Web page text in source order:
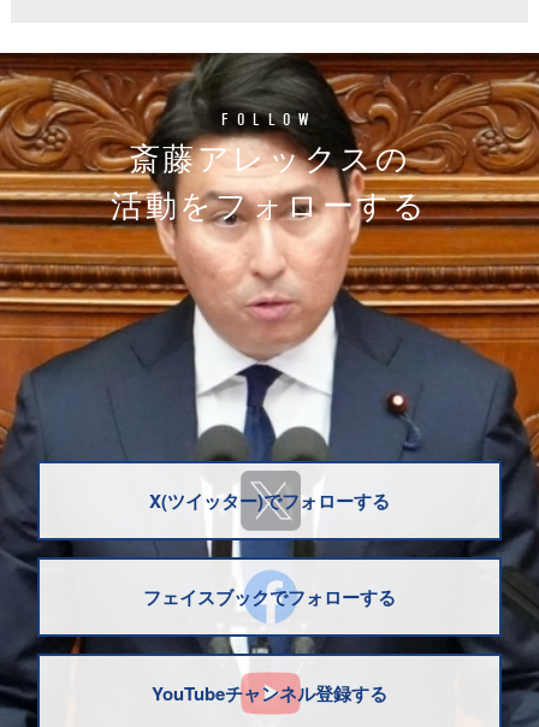
FOLLOW
斎藤アレックスの
活動をフォローする
X(ツイッター)でフォローする
フェイスブックでフォローする
YouTubeチャンネル登録する